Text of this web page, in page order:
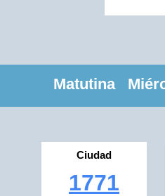
Matutina
Ciudad
1771